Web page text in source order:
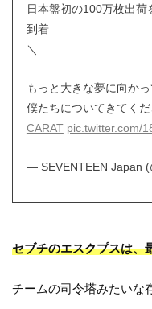
日本盤初の100万枚出荷
到着
＼
もっと大きな夢に向かっ
僕たちについてきてく
CARAT pic.twitter.com/
— SEVENTEEN Japan
セブチのエスクプスは、
チームの司令塔みたいな